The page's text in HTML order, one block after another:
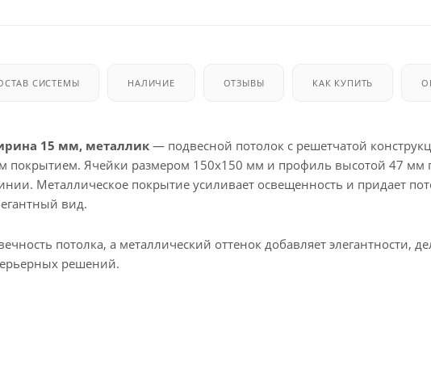
СИСТЕМЫ НАЛИЧИЕ ОТЗЫВЫ КАК КУПИТЬ
15 мм, металлик — подвесной потолок с решетчатой
покрытием. Ячейки размером 150x150 мм и профиль высотой 47 мм
Металлическое покрытие усиливает освещенность и придает
вид.
потолка, а металлический оттенок добавляет элегантности,
решений.